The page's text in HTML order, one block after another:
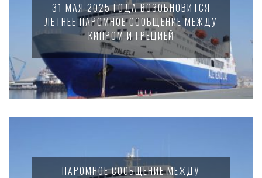
31 МАЯ 2025 ГОДА ВОЗОБНОВИТСЯ
ЛЕТНЕЕ ПАРОМНОЕ СООБЩЕНИЕ МЕЖДУ
КИПРОМ И ГРЕЦИЕЙ
ПАРОМНОЕ СООБЩЕНИЕ МЕЖДУ